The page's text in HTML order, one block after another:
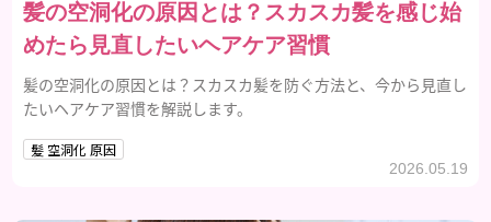
髪の空洞化の原因とは？スカスカ髪を感じ始
めたら見直したいヘアケア習慣
髪の空洞化の原因とは？スカスカ髪を防ぐ方法と、今から見直し
たいヘアケア習慣を解説します。
髪 空洞化 原因
2026.05.19